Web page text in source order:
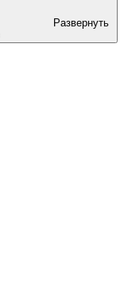
Развернуть